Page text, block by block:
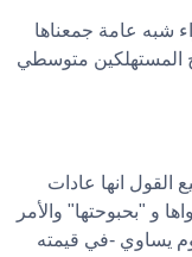
شبه عامة جمعناها
المستهلكين متوسطي
القول انها عادات
و "بحبوحتها" والأمر
يساوي -في قيمته